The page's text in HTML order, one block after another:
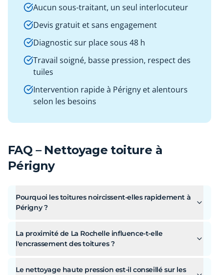
Aucun sous-traitant, un seul interlocuteur
Devis gratuit et sans engagement
Diagnostic sur place sous 48 h
Travail soigné, basse pression, respect des
tuiles
Intervention rapide à Périgny et alentours
selon les besoins
FAQ – Nettoyage toiture à
Périgny
Pourquoi les toitures noircissent-elles rapidement à
Périgny ?
La proximité de La Rochelle influence-t-elle
l'encrassement des toitures ?
Le nettoyage haute pression est-il conseillé sur les